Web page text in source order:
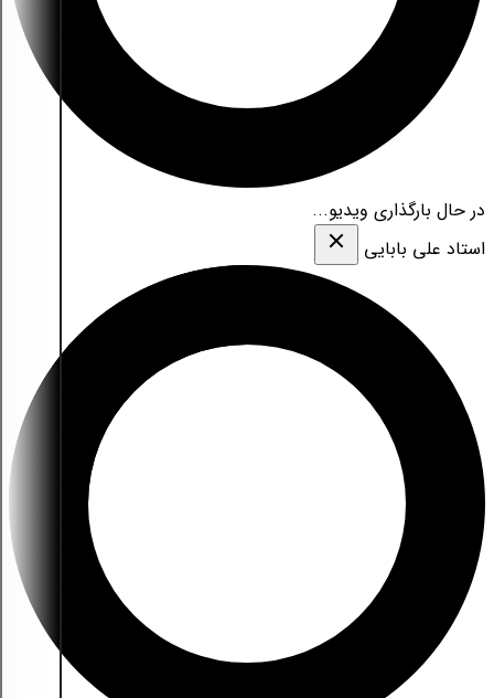
در حال بارگذاری ویدیو...
استاد علی بابایی